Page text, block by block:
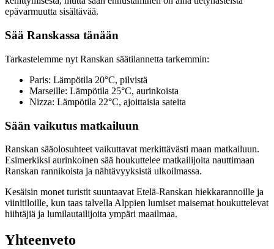
epävarmuutta sisältävää.
Sää Ranskassa tänään
Tarkastelemme nyt Ranskan säätilannetta tarkemmin:
Paris: Lämpötila 20°C, pilvistä
Marseille: Lämpötila 25°C, aurinkoista
Nizza: Lämpötila 22°C, ajoittaisia sateita
Sään vaikutus matkailuun
Ranskan sääolosuhteet vaikuttavat merkittävästi maan matkailuun.
Esimerkiksi aurinkoinen sää houkuttelee matkailijoita nauttimaan
Ranskan rannikoista ja nähtävyyksistä ulkoilmassa.
Kesäisin monet turistit suuntaavat Etelä-Ranskan hiekkarannoille ja
viinitiloille, kun taas talvella Alppien lumiset maisemat houkuttelevat
hiihtäjiä ja lumilautailijoita ympäri maailmaa.
Yhteenveto